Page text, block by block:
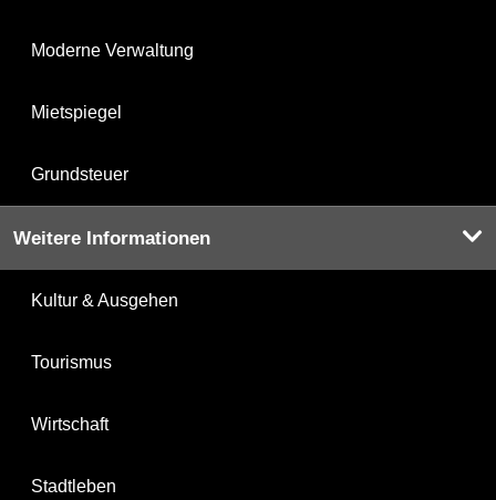
Moderne Verwaltung
Mietspiegel
Grundsteuer
Weitere Informationen
Kultur & Ausgehen
Tourismus
Wirtschaft
Stadtleben